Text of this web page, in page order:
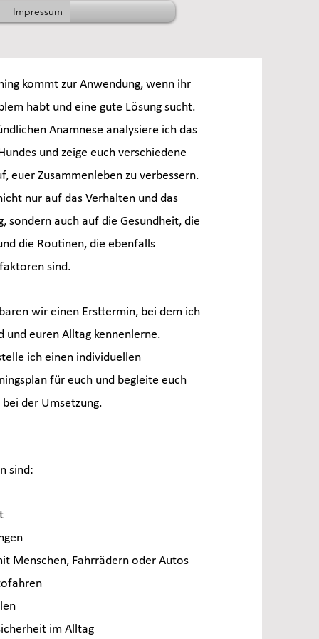
Impressum
kommt zur Anwendung, wenn ihr
habt und eine gute Lösung sucht.
Anamnese analysiere ich das
und zeige euch verschiedene
euer Zusammenleben zu verbessern.
nur auf das Verhalten und das
sondern auch auf die Gesundheit, die
die Routinen, die ebenfalls
sind.
wir einen Ersttermin, bei dem ich
und euren Alltag kennenlerne.
ich einen individuellen
für euch und begleite euch
der Umsetzung.
sind:
Menschen, Fahrrädern oder Autos
im Alltag